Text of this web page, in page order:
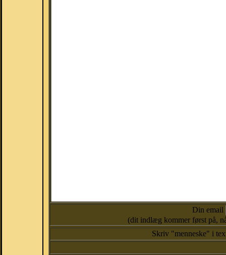
Din email
(dit indlæg kommer først på,
Skriv "menneske" i